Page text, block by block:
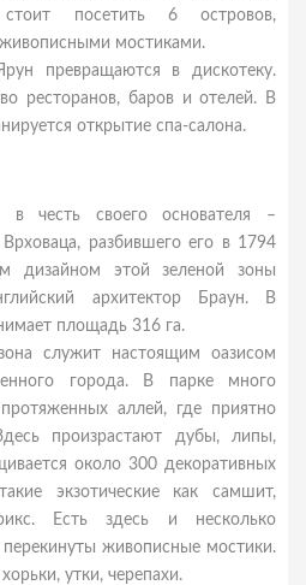
посетить 6 островов,
мостиками.
превращаются в дискотеку.
ресторанов, баров и отелей. В
открытие спа-салона.
в честь своего основателя –
разбившего его в 1794
дизайном этой зеленой зоны
архитектор Браун. В
площадь 316 га.
служит настоящим оазисом
города. В парке много
аллей, где приятно
произрастают дубы, липы,
около 300 декоративных
экзотические как самшит,
Есть здесь и несколько
живописные мостики.
утки, черепахи.